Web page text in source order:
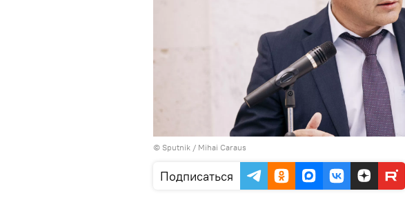
© Sputnik / Mihai Caraus
Подписаться